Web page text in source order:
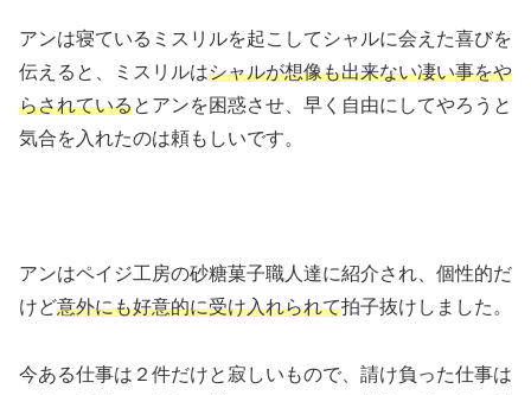
アンは寝ているミスリルを起こしてシャルに会えた喜びを
伝えると、ミスリルはシャルが想像も出来ない凄い事をや
らされているとアンを困惑させ、早く自由にしてやろうと
気合を入れたのは頼もしいです。
アンはペイジ工房の砂糖菓子職人達に紹介され、個性的だ
けど意外にも好意的に受け入れられて拍子抜けしました。
今ある仕事は２件だけと寂しいもので、請け負った仕事は